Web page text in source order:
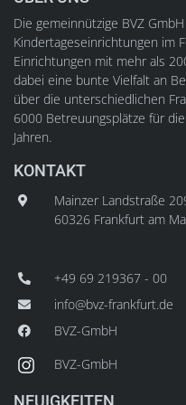
Die gemeinnützige BVZ
Kindertageseinrichtungen im
Einrichtungen mit mehr als
dabei eine bunte Vielfalt an
über die unterschiedlichen
6000 Betreuungsplätze für
Jahren.
KONTAKT
Mainzer Landstraße
60326 Frankfurt am
+49 69 219367 - 00
info@bvz-frankfurt.de
BVZ-GmbH
BVZ-GmbH
NEUIGKEITEN